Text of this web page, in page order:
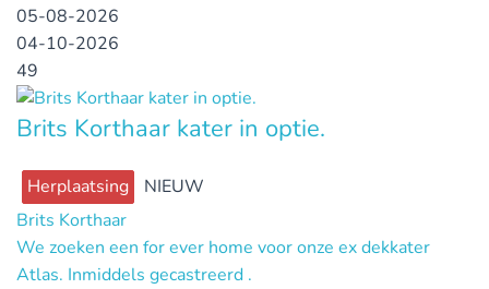
05-08-2026
04-10-2026
49
Brits Korthaar kater in optie.
Herplaatsing
NIEUW
Brits Korthaar
We zoeken een for ever home voor onze ex dekkater
Atlas. Inmiddels gecastreerd .